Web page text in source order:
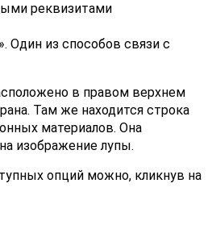
реквизитами
Один из способов связи с
в правом верхнем
Там же находится строка
материалов. Она
изображение лупы.
опций можно, кликнув на